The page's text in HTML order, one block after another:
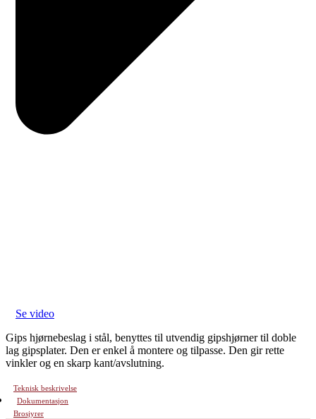
Se video
Gips hjørnebeslag i stål, benyttes til utvendig gipshjørner til doble
lag gipsplater. Den er enkel å montere og tilpasse. Den gir rette
vinkler og en skarp kant/avslutning.
Teknisk beskrivelse
Dokumentasjon
Brosjyrer